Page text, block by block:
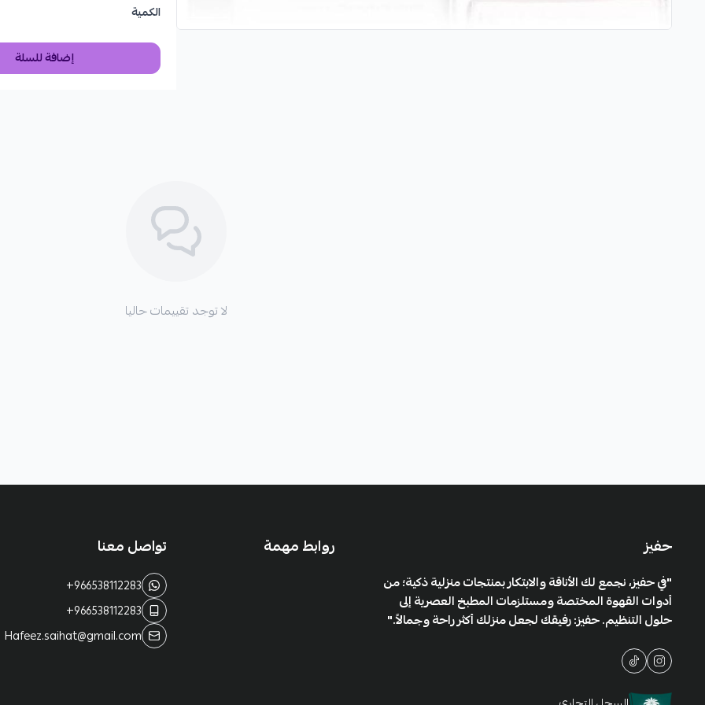
النساء العصريات:
اللواتي
محبات العطور الخشبية الحارة:
الذين يبحثن عن عطر مميز
الكمية
إضافة للسلة
لا توجد تقييمات حاليا
حفيز
"في حفيز، نجمع لك الأناقة والابتكار بمنتجات منزلية ذكية؛ من
أدوات القهوة المختصة ومستلزمات المطبخ العصرية إلى
حلول التنظيم. حفيز: رفيقك لجعل منزلك أكثر راحة وجمالاً."
روابط مهمة تواصل معنا
+966538112283
+966538112283
Hafeez.saihat@gmail.com